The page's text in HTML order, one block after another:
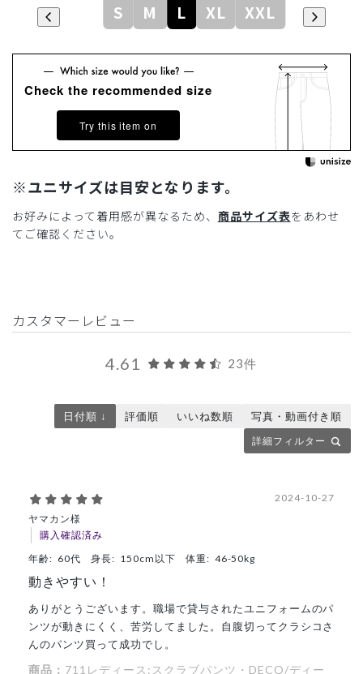
S M L XL XXL
Check the recommended size
Try this item on
※ユニサイズは目安となります。
お好みによって着用感が異なるため、 商品サイズ表をあわせ
てご確認ください。
カスタマーレビュー
4.61 23件
詳細フィルター
日付順 ↓ 評価順 いいね数順 写真・動画付き順
ヤマカン様
購入確認済み
2024-10-27
年齢: 60代 身長: 150cm以下 体重: 46-50kg
動きやすい！
ありがとうございます。職場で貸与されたユニフォームのパ
ンツが動きにくく、苦労してました。自腹切ってクラシコさ
んのパンツ買って成功でし。
商品： 711レディース:スクラブパンツ・DECO/ディー